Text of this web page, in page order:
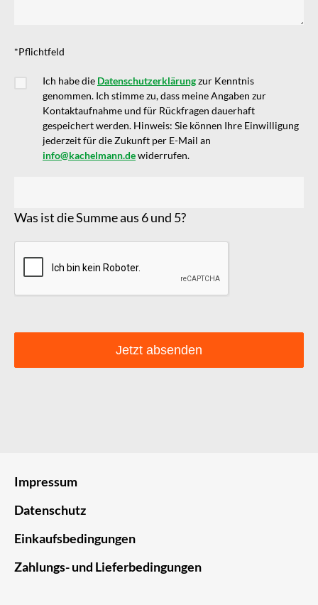
*Pflichtfeld
Ich habe die Datenschutzerklärungzur Kenntnis
genommen. Ich stimme zu, dass meine Angaben zur
Kontaktaufnahme und für Rückfragen dauerhaft
gespeichert werden. Hinweis: Sie können Ihre Einwilligung
jederzeit für die Zukunft per E-Mail an
info@kachelmann.dewiderrufen.
Was ist die Summe aus 6 und 5?
Jetzt absenden
Impressum
Datenschutz
Einkaufsbedingungen
Zahlungs- und Lieferbedingungen